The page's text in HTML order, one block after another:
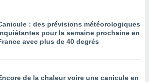
: des prévisions météorologiques
pour la semaine prochaine en
avec plus de 40 degrés
de la chaleur voire une canicule en